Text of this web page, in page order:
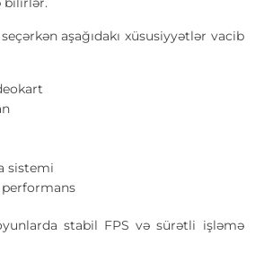
aşağıdakı xüsusiyyətlər vacib
sistemi
stabil FPS və sürətli işləmə